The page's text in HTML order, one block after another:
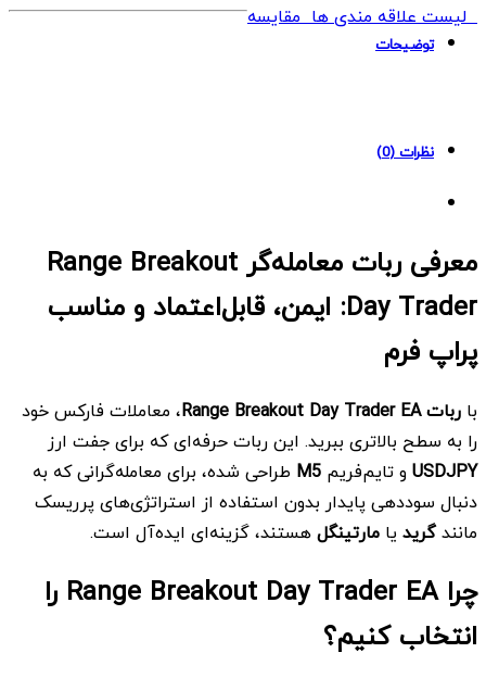
Breakout
Day
لیست علاقه مندی هامقایسه
توضیحات
نظرات (0)
معرفی ربات معامله‌گر Range Breakout
Day Trader: ایمن، قابل‌اعتماد و مناسب
پراپ فرم
با رباتRange Breakout Day Trader EA
، معاملات فارکس خود
را به سطح بالاتری ببرید. این ربات حرفه‌ای که برای جفت ارز
USDJPY و تایم‌فریم M5 طراحی شده، برای معامله‌گرانی که به
دنبال سوددهی پایدار بدون استفاده از استراتژی‌های پرریسک
مانندگرید یا مارتینگلهستند، گزینه‌ای ایده‌آل است.
چرا Range Breakout Day Trader EA را
انتخاب کنیم؟